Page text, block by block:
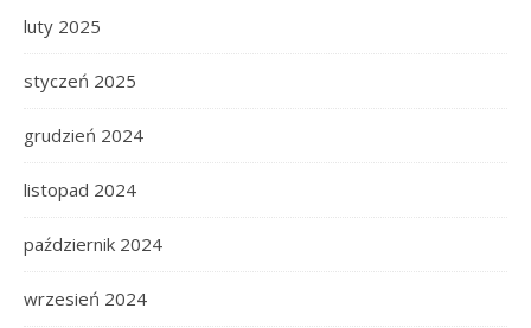
luty 2025
styczeń 2025
grudzień 2024
listopad 2024
październik 2024
wrzesień 2024